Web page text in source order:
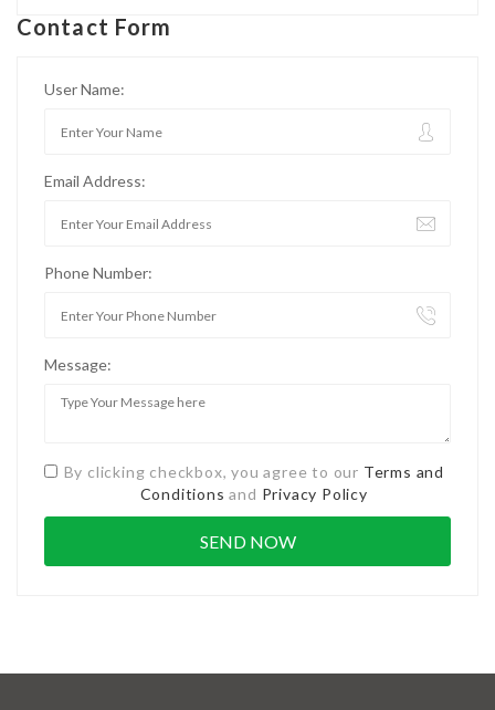
Contact Form
User Name:
Email Address:
Phone Number:
Message:
By clicking checkbox, you agree to our Terms and
Conditions and Privacy Policy